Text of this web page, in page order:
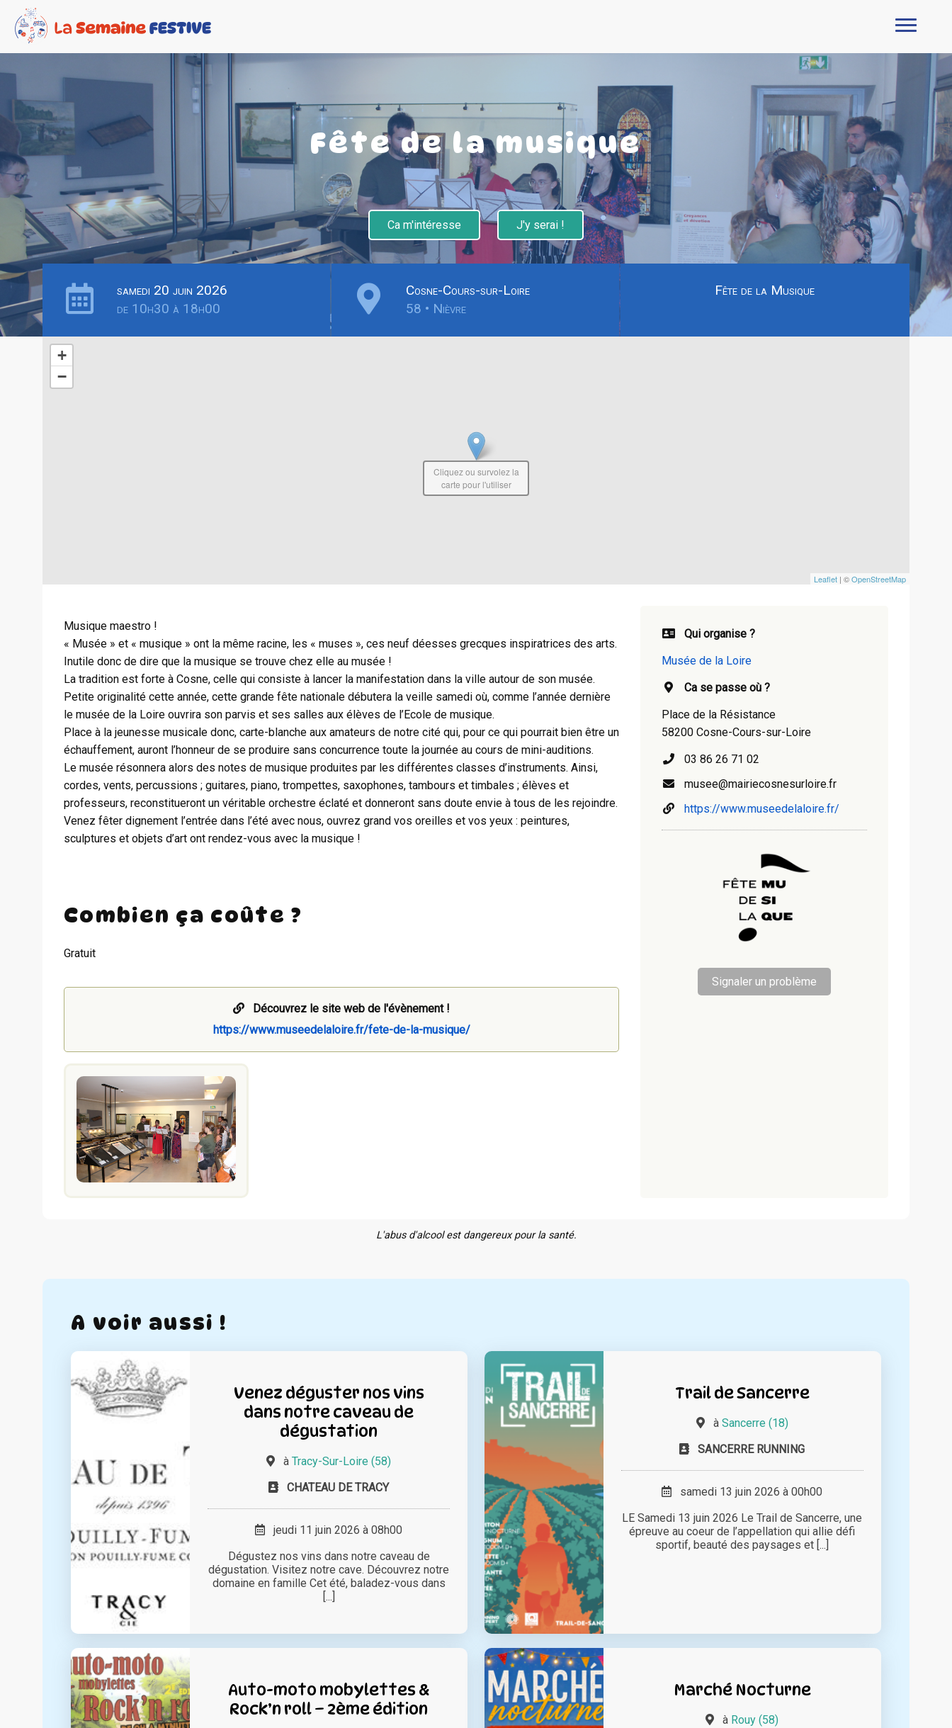
Fête de la musique
Ca m'intéresse J'y serai !
samedi 20 juin 2026
de 10h30 à 18h00
Cosne-Cours-sur-Loire
58 • Nièvre
Fête de la Musique
+
−
Leaflet | ©OpenStreetMap
Cliquez ou survolez la
carte pour l'utiliser
Musique maestro !
« Musée » et « musique » ont la même racine, les « muses », ces neuf déesses grecques inspiratrices des arts.
Inutile donc de dire que la musique se trouve chez elle au musée !
La tradition est forte à Cosne, celle qui consiste à lancer la manifestation dans la ville autour de son musée.
Petite originalité cette année, cette grande fête nationale débutera la veille samedi où, comme l’année dernière
le musée de la Loire ouvrira son parvis et ses salles aux élèves de l’Ecole de musique.
Place à la jeunesse musicale donc, carte-blanche aux amateurs de notre cité qui, pour ce qui pourrait bien être un
échauffement, auront l’honneur de se produire sans concurrence toute la journée au cours de mini-auditions.
Le musée résonnera alors des notes de musique produites par les différentes classes d’instruments. Ainsi,
cordes, vents, percussions ; guitares, piano, trompettes, saxophones, tambours et timbales ; élèves et
professeurs, reconstitueront un véritable orchestre éclaté et donneront sans doute envie à tous de les rejoindre.
Venez fêter dignement l’entrée dans l’été avec nous, ouvrez grand vos oreilles et vos yeux : peintures,
sculptures et objets d’art ont rendez-vous avec la musique !
Combien ça coûte ?
Gratuit
Découvrez le site web de l'évènement !
https://www.museedelaloire.fr/fete-de-la-musique/
Qui organise ?
Musée de la Loire
Ca se passe où ?
Place de la Résistance
58200 Cosne-Cours-sur-Loire
03 86 26 71 02
musee@mairiecosnesurloire.fr
https://www.museedelaloire.fr/
Signaler un problème
L'abus d'alcool est dangereux pour la santé.
A voir aussi !
Venez déguster nos vins
dans notre caveau de
dégustation
àTracy-Sur-Loire (58)
CHATEAU DE TRACY
jeudi 11 juin 2026 à 08h00
Dégustez nos vins dans notre caveau de
dégustation. Visitez notre cave. Découvrez notre
domaine en famille Cet été, baladez-vous dans
[...]
Trail de Sancerre
à Sancerre (18)
SANCERRE RUNNING
samedi 13 juin 2026 à 00h00
LE Samedi 13 juin 2026 Le Trail de Sancerre, une
épreuve au coeur de l’appellation qui allie défi
sportif, beauté des paysages et [...]
Auto-moto mobylettes &
Rock’n roll – 2ème édition
Marché Nocturne
à Rouy (58)